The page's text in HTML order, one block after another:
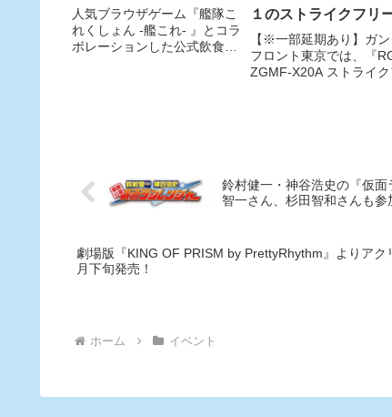
28日(木)、横須賀の地に
ついに完成！
人気ブラウザゲーム『艦隊こ
れくしょん -艦これ- 』とコラ
ボレーションした公式飲食施
１のストライクフリ
ムガンダム搭乗体験
ビスが登場！
【※一部延期あり】ガン
フロント東京では、『
ZGMF-X20A ストライク
鈴村健一・神谷浩史の『仮
智一さん、杉田智和さんも参
劇場版『KING OF PRISM by PrettyRhythm』よりア
月下旬発売！
ホーム イベント